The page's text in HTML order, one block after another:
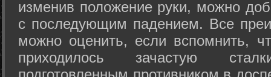
изменив положение руки, можно
с последующим падением. Все
можно оценить, если вспомнить,
приходилось зачастую